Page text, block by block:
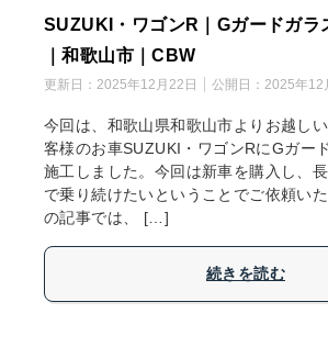
SUZUKI・ワゴンR｜Gガードガラ
｜和歌山市｜CBW
更新日： 2025年12月22日 公開日： 2025年12
今回は、和歌山県和歌山市よりお越し
客様のお車SUZUKI・ワゴンRにGガー
施工しました。今回は新車を購入し、
で乗り続けたいということでご依頼い
の記事では、 […]
続きを読む